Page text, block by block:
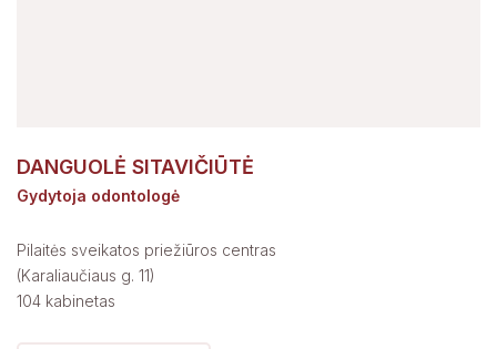
DANGUOLĖ SITAVIČIŪTĖ
Gydytoja odontologė
Pilaitės sveikatos priežiūros centras
(Karaliaučiaus g. 11)
104 kabinetas